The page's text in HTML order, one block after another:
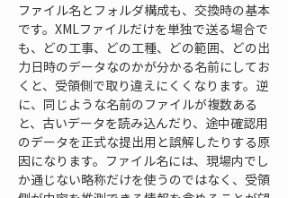
ファイル名とフォルダ構成も、交換時の基本
です。XMLファイルだけを単独で送る場合で
も、どの工事、どの工種、どの範囲、どの出
力日時のデータなのかが分かる名前にしてお
くと、受領側で取り違えにくくなります。逆
に、同じような名前のファイルが複数ある
と、古いデータを読み込んだり、途中確認用
のデータを正式な提出用と誤解したりする原
因になります。ファイル名には、現場内でし
か通じない略称だけを使うのではなく、受領